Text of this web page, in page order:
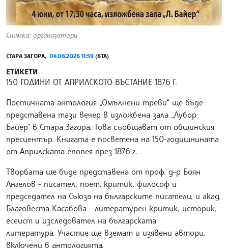
Снимка: организатори
СТАРА ЗАГОРА, 04.06.2026 11:59 (БТА)
ЕТИКЕТИ
150 ГОДИНИ ОТ АПРИЛСКОТО ВЪСТАНИЕ 1876 Г.
Поетичната антология „Омълнени треви“ ще бъде
представена тази вечер в изложбена зала „Лубор
Байер" в Стара Загора. Това съобщават от общинския
пресцентър. Книгата е посветена на 150-годишнината
от Априлската епопея през 1876 г.
Творбата ще бъде представена от проф. д-р Боян
Ангелов - писател, поет, критик, философ и
председател на Съюза на българските писатели, и акад.
Благовеста Касабова - литературен критик, историк,
есеист и изследовател на българската
литература. Участие ще вземат и изявени автори,
включени в антологията.